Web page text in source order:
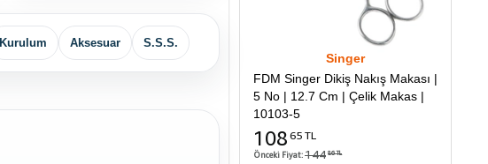
Kurulum Aksesuar S.S.S.
Singer
FDM Singer Dikiş Nakış Makası |
5 No | 12.7 Cm | Çelik Makas |
10103-5
108 65 TL
Önceki Fiyat:144 86 TL